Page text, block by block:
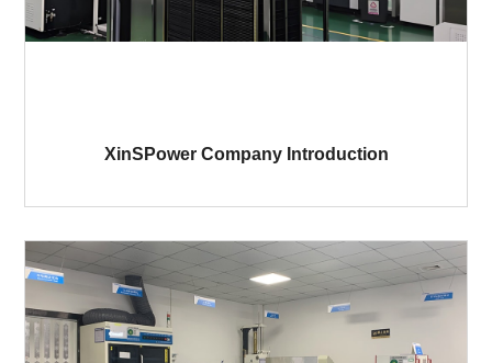
XinSPower Company Introduction